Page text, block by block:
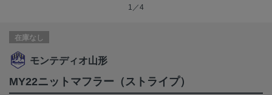
1／4
在庫なし
モンテディオ山形
MY22ニットマフラー（ストライプ）